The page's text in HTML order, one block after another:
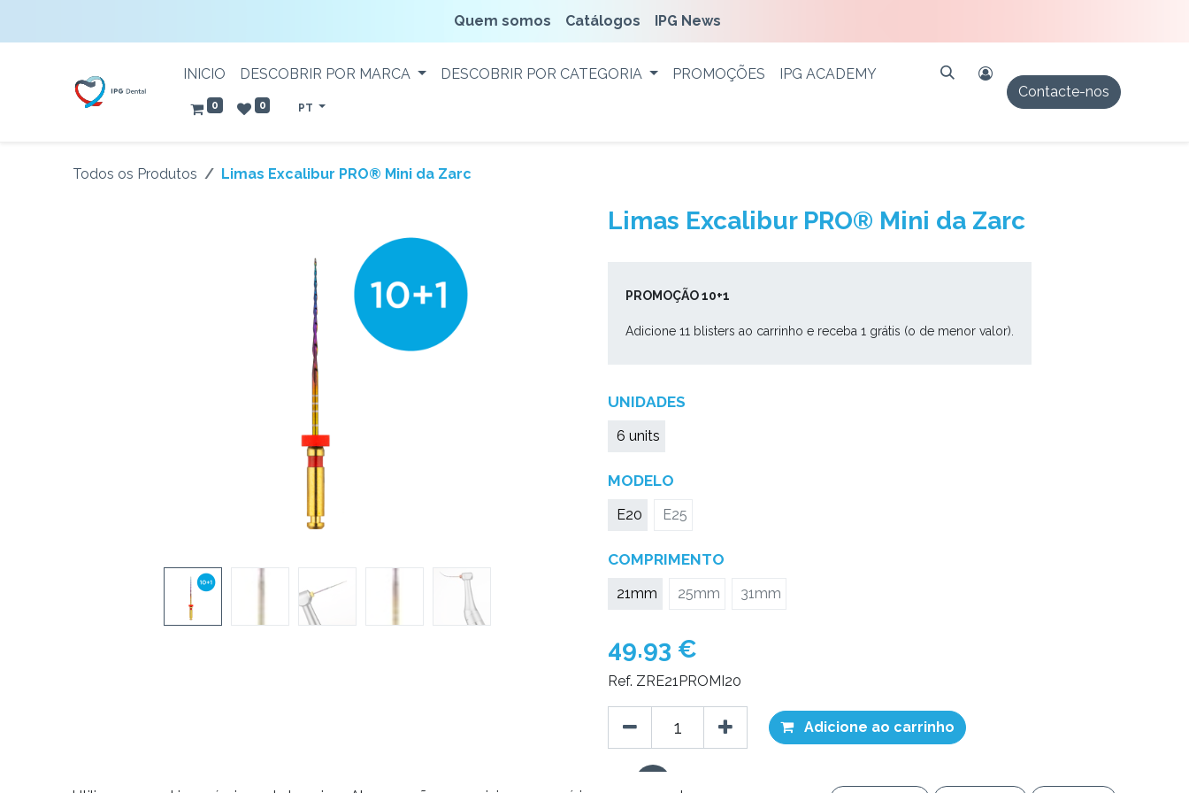
Quem somos Catálogos IPG News
INICIO DESCOBRIR POR MARCA DESCOBRIR POR CATEGORIA PROMOÇÕES IPG ACADEMY
0 0 PT
Contacte-nos
Todos os Produtos Limas Excalibur PRO® Mini da Zarc
Limas Excalibur PRO® Mini da Zarc
PROMOÇÃO 10+1
Adicione 11 blisters ao carrinho e receba 1 grátis (o de menor valor).
UNIDADES
6 units
MODELO
E20 E25
COMPRIMENTO
21mm 25mm 31mm
49.93 €
Ref. ZRE21PROMI20
Adicione ao carrinho